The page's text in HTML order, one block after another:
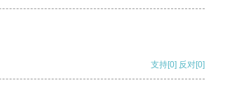
支持[0] 反对[0]